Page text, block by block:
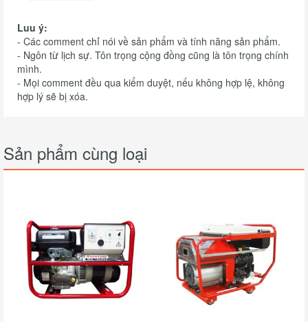
Luu ý:
- Các comment chỉ nói về sản phẩm và tính năng sản phẩm.
- Ngôn từ lịch sự. Tôn trọng cộng đồng cũng là tôn trọng chính
mình.
- Mọi comment đều qua kiểm duyệt, nếu không hợp lệ, không
hợp lý sẽ bị xóa.
Sản phẩm cùng loại